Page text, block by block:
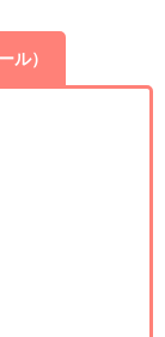
ル）